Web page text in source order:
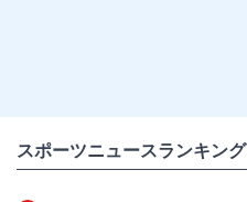
スポーツニュースランキング